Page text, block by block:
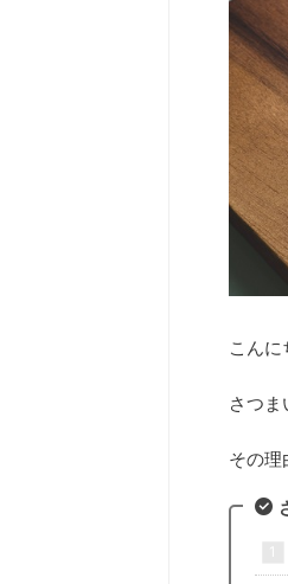
こんに
さつま
その理